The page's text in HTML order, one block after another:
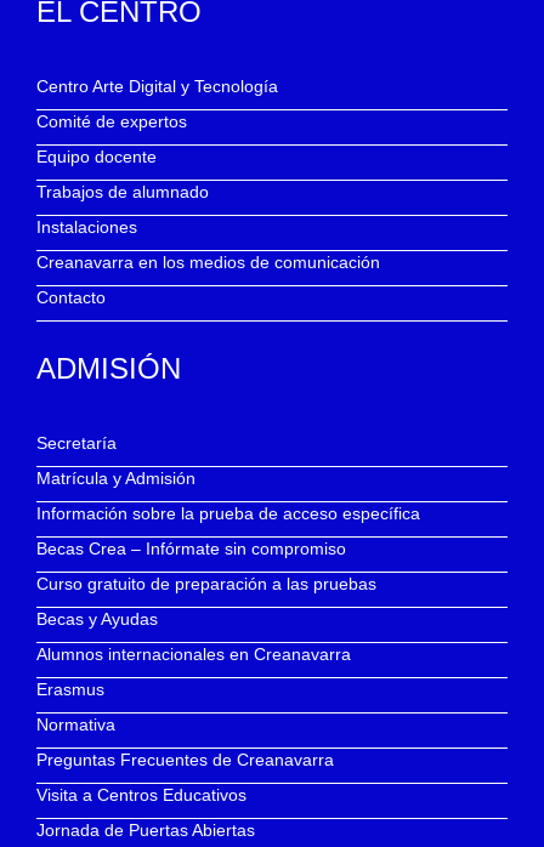
EL CENTRO
Centro Arte Digital y Tecnología
Comité de expertos
Equipo docente
Trabajos de alumnado
Instalaciones
Creanavarra en los medios de comunicación
Contacto
ADMISIÓN
Secretaría
Matrícula y Admisión
Información sobre la prueba de acceso específica
Becas Crea – Infórmate sin compromiso
Curso gratuito de preparación a las pruebas
Becas y Ayudas
Alumnos internacionales en Creanavarra
Erasmus
Normativa
Preguntas Frecuentes de Creanavarra
Visita a Centros Educativos
Jornada de Puertas Abiertas